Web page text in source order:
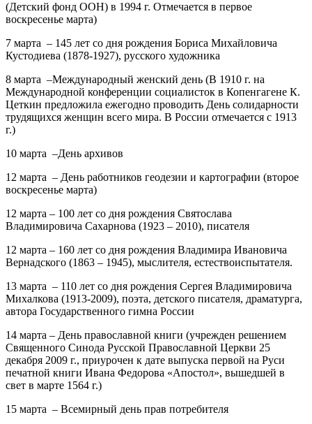
(Детский фонд ООН) в 1994 г. Отмечается в первое
воскресенье марта)
7 марта – 145 лет со дня рождения Бориса Михайловича
Кустодиева (1878-1927), русского художника
8 марта –Международный женский день (В 1910 г. на
Международной конференции социалисток в Копенгагене К.
Цеткин предложила ежегодно проводить День солидарности
трудящихся женщин всего мира. В России отмечается с 1913
г.)
10 марта –День архивов
12 марта – День работников геодезии и картографии (второе
воскресенье марта)
12 марта – 100 лет со дня рождения Святослава
Владимировича Сахарнова (1923 – 2010), писателя
12 марта – 160 лет со дня рождения Владимира Ивановича
Вернадского (1863 – 1945), мыслителя, естествоиспытателя.
13 марта – 110 лет со дня рождения Сергея Владимировича
Михалкова (1913-2009), поэта, детского писателя, драматурга,
автора Государственного гимна России
14 марта – День православной книги (учрежден решением
Священного Синода Русской Православной Церкви 25
декабря 2009 г., приурочен к дате выпуска первой на Руси
печатной книги Ивана Федорова «Апостол», вышедшей в
свет в марте 1564 г.)
15 марта – Всемирный день прав потребителя